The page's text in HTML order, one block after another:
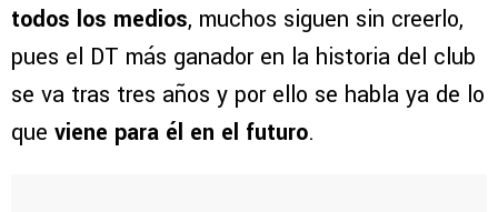
todos los medios, muchos siguen sin creerlo,
pues el DT más ganador en la historia del club
se va tras tres años y por ello se habla ya de lo
que viene para él en el futuro.